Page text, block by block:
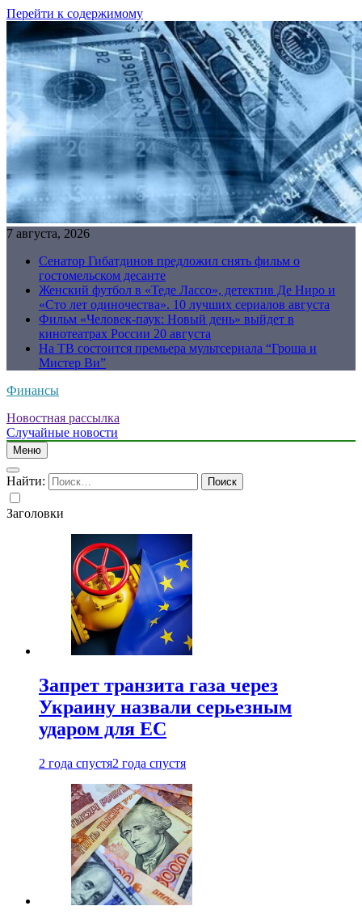
Перейти к содержимому
7 августа, 2026
Сенатор Гибатдинов предложил снять фильм о
гостомельском десанте
Женский футбол в «Теде Лассо», детектив Де Ниро и
«Сто лет одиночества». 10 лучших сериалов августа
Фильм «Человек-паук: Новый день» выйдет в
кинотеатрах России 20 августа
На ТВ состоится премьера мультсериала “Гроша и
Мистер Ви”
Финансы
Новостная рассылка
Случайные новости
Меню
Найти:
Заголовки
Запрет транзита газа через
Украину назвали серьезным
ударом для ЕС
2 года спустя2 года спустя